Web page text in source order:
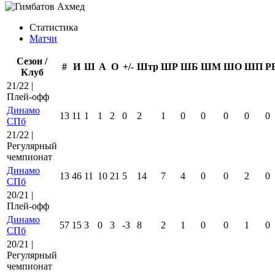
Статистика
Матчи
Сезон /
Клуб
# И Ш А О +/- Штр ШР ШБ ШМ ШО ШП
21/22 |
Плей-офф
Динамо
СПб
13 11 1 1 2 0 2 1 0 0 0 0
0
21/22 |
Регулярный
чемпионат
Динамо
СПб
13 46 11 10 21 5 14 7 4 0 0 2
0
20/21 |
Плей-офф
Динамо
СПб
57 15 3 0 3 -3 8 2 1 0 0 1
0
20/21 |
Регулярный
чемпионат